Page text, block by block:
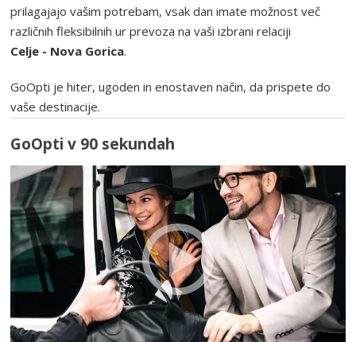
prilagajajo vašim potrebam, vsak dan imate možnost več
različnih fleksibilnih ur prevoza na vaši izbrani relaciji
Celje - Nova Gorica.
GoOpti je hiter, ugoden in enostaven način, da prispete do
vaše destinacije.
GoOpti v 90 sekundah